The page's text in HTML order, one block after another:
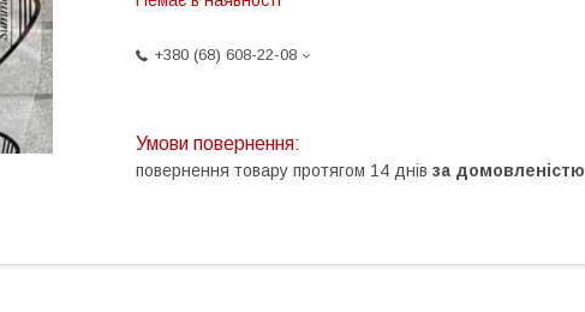
+380 (68) 608-22-08
повернення товару протягом 14 днів за домовленістю